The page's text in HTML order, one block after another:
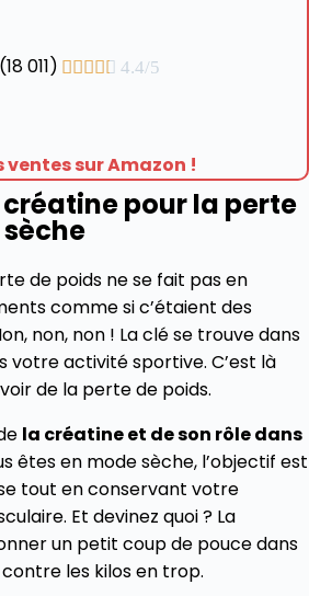
011)  4.4/5
ventes sur Amazon !
pour la perte
de poids ne se fait pas en
comme si c’étaient des
non, non ! La clé se trouve dans
votre activité sportive. C’est là
de la perte de poids.
la créatine et de son rôle dans
êtes en mode sèche, l’objectif est
tout en conservant votre
Et devinez quoi ? La
un petit coup de pouce dans
les kilos en trop.